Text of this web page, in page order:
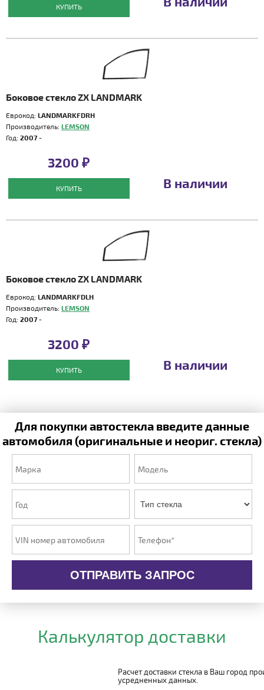
КУПИТЬ
Боковое стекло ZX LANDMARK
Еврокод: LANDMARKFDRH
Производитель: LEMSON
Год: 2007 -
3200 ₽
КУПИТЬ В наличии
Боковое стекло ZX LANDMARK
Еврокод: LANDMARKFDLH
Производитель: LEMSON
Год: 2007 -
3200 ₽
КУПИТЬ В наличии
Для покупки автостекла введите данные
автомобиля (оригинальные и неориг. стекла)
ОТПРАВИТЬ ЗАПРОС
Калькулятор доставки
Расчет доставки стекла в Ваш город
усредненных данных.